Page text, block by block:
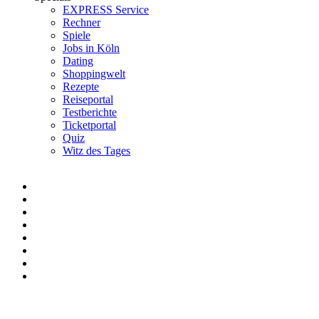
EXPRESS Service
Rechner
Spiele
Jobs in Köln
Dating
Shoppingwelt
Rezepte
Reiseportal
Testberichte
Ticketportal
Quiz
Witz des Tages